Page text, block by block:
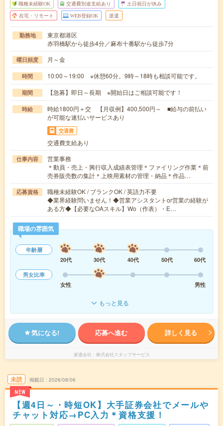
職種未経験OK 交通費別途支給あり 土日祝日が休み
在宅・リモート WEB登録OK 派遣
勤務地
東京都港区
赤羽橋駅から徒歩4分／麻布十番駅から徒歩7分
曜日頻度 月～金
時間 10:00～19:00 ※休憩60分。9時～18時も相談可能です。
期間 【急募】即日～長期 ※開始日はご相談可能です！
時給
時給1800円＋交 【月収例】400,500円～ ■給与の前払い
が可能な速払いサービスあり
交通費
交通費支給あり
仕事内容
営業事務
＊動員・売上・興行収入成績表管理＊ファイリング作業＊前
売券販売数の集計＊上映用素材の管理・納品＊作品…
応募資格
職種未経験OK / ブランクOK / 英語力不要
◆業界経験問いません！◆営業アシスタントor営業の経験が
ある方◆【必要なOAスキル】Wo（作表）・E…
職場の雰囲気
年齢層
20代
30代 40代 50代
60代
男女比率
女性
男性
もっと見る
気になる! 応募へ進む 詳しく見る
派遣会社 株式会社スタッフサービス
未読
NEW
掲載日 2026/08/06
【週4日～・時短OK】大手証券会社でメールや
チャット対応→PC入力＊資格支援！